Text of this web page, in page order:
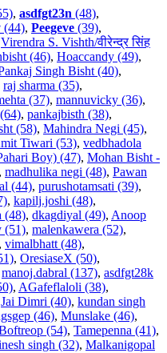
, asdfgt23n (48),
(44), Peegeve (39),
Virendra S. Vishth/वीरेन्द्र सिंह
(46), Hoaccandy (49),
Singh Bisht (40),
raj sharma (35),
(37), mannuvicky (36),
, pankajbisth (38),
(58), Mahindra Negi (45),
Tiwari (53), vedbhadola
Boy) (47), Mohan Bisht -
, madhulika negi (48), Pawan
(44), purushotamsati (39),
, kapilj.joshi (48),
(48), dkagdiyal (49), Anoop
(51), malenkawera (52),
, vimalbhatt (48),
, OresiaseX (50),
manoj.dabral (137), asdfgt28k
, AGafeflaloli (38),
Jai Dimri (40), kundan singh
(46), Munslake (46),
(54), Tamepenna (41),
singh (32), Malkanigopal